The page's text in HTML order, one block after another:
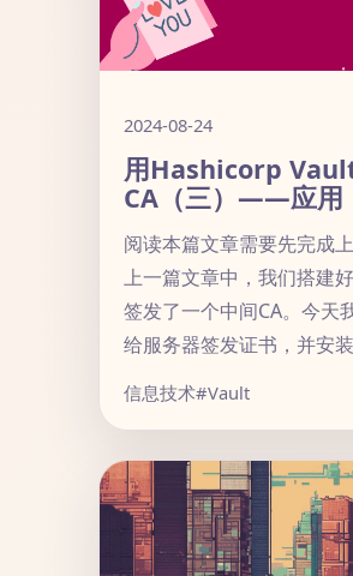
2024-08-24
用Hashicorp
CA（三）——应用
阅读本篇文章需要先完成
上一篇文章中，我们搭建
签发了一个中间CA。今天
给服务器签发证书，并安装
信息技术#Vault